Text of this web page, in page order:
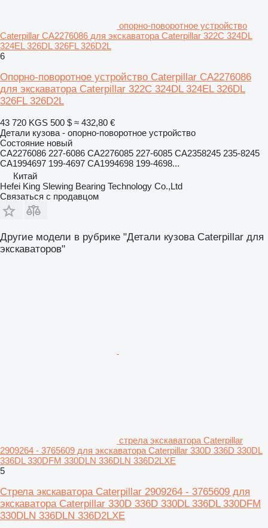
опорно-поворотное устройство
Caterpillar CA2276086 для экскаватора Caterpillar 322C 324DL
324EL 326DL 326FL 326D2L
6
Опорно-поворотное устройство Caterpillar CA2276086
для экскаватора Caterpillar 322C 324DL 324EL 326DL
326FL 326D2L
43 720 KGS 500 $ ≈ 432,80 €
Детали кузова - опорно-поворотное устройство
Состояние новый
CA2276086 227-6086 CA2276085 227-6085 CA2358245 235-8245
CA1994697 199-4697 CA1994698 199-4698...
Китай
Hefei King Slewing Bearing Technology Co.,Ltd
Связаться с продавцом
Другие модели в рубрике "Детали кузова Caterpillar для
экскаваторов"
стрела экскаватора Caterpillar
2909264 - 3765609 для экскаватора Caterpillar 330D 336D 330DL
336DL 330DFM 330DLN 336DLN 336D2LXE
5
Стрела экскаватора Caterpillar 2909264 - 3765609 для
экскаватора Caterpillar 330D 336D 330DL 336DL 330DFM
330DLN 336DLN 336D2LXE